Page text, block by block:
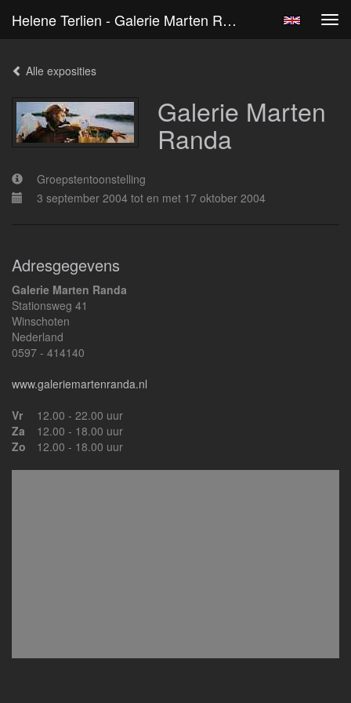
Helene Terlien - Galerie Marten Randa
Alle exposities
Galerie Marten
Randa
Groepstentoonstelling
3 september 2004 tot en met 17 oktober 2004
Adresgegevens
Galerie Marten Randa
Stationsweg 41
Winschoten
Nederland
0597 - 414140
www.galeriemartenranda.nl
Vr
12.00 - 22.00 uur
Za
12.00 - 18.00 uur
Zo
12.00 - 18.00 uur